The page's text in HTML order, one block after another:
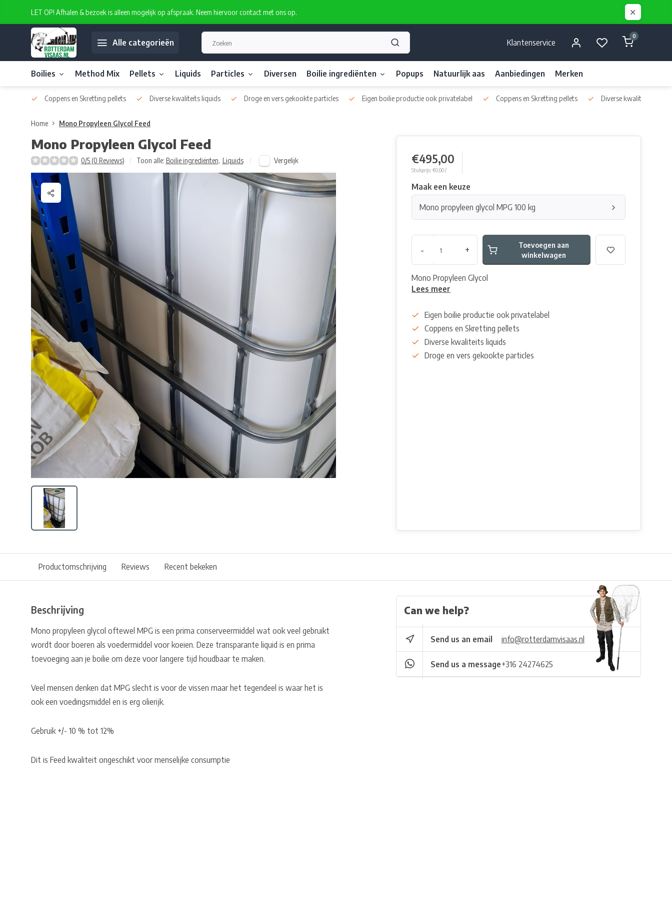
LET OP! Afhalen & bezoek is alleen mogelijk op afspraak. Neem hiervoor contact met ons op.
Alle categorieën Klantenservice
0
Boilies Method Mix Pellets Liquids Particles Diversen Boilie ingrediënten Popups Natuurlijk aas Aanbiedingen Merken
Coppens en Skretting pellets Diverse kwaliteits liquids Droge en vers gekookte particles Eigen boilie productie ook privatelabel Coppens en Skretting pellets Diverse kwaliteits liquids
Home Mono Propyleen Glycol Feed
Mono Propyleen Glycol Feed
0/5 (0 Reviews) Toon alle: Boilie ingrediënten, Liquids Vergelijk €495,00
Stukprijs: €0,00 /
Maak een keuze
Mono propyleen glycol MPG 100 kg
- +
Toevoegen aan
winkelwagen
Mono Propyleen Glycol
Lees meer
Eigen boilie productie ook privatelabel
Coppens en Skretting pellets
Diverse kwaliteits liquids
Droge en vers gekookte particles
Productomschrijving Reviews Recent bekeken
Beschrijving
Mono propyleen glycol oftewel MPG is een prima conserveermiddel wat ook veel gebruikt
wordt door boeren als voedermiddel voor koeien. Deze transparante liquid is en prima
toevoeging aan je boilie om deze voor langere tijd houdbaar te maken.
Veel mensen denken dat MPG slecht is voor de vissen maar het tegendeel is waar het is
ook een voedingsmiddel en is erg olierijk.
Gebruik +/- 10 % tot 12%
Dit is Feed kwaliteit ongeschikt voor menselijke consumptie
Can we help?
Send us an email info@rotterdamvisaas.nl
Send us a message+316 24274625